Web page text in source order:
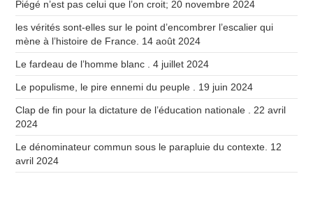
Piégé n’est pas celui que l’on croit; 20 novembre 2024
les vérités sont-elles sur le point d’encombrer l’escalier qui
mène à l’histoire de France. 14 août 2024
Le fardeau de l’homme blanc . 4 juillet 2024
Le populisme, le pire ennemi du peuple . 19 juin 2024
Clap de fin pour la dictature de l’éducation nationale .
22 avril
2024
Le dénominateur commun sous le parapluie du contexte. 12
avril 2024